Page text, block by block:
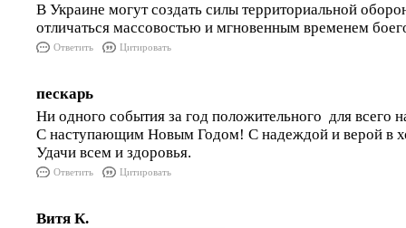
В Украине могут создать силы территориальной
отличаться массовостью и мгновенным временем
Ответить Цитировать
пескарь
Ни одного события за год положительного для всего
С наступающим Новым Годом! С надеждой и верой в
Удачи всем и здоровья.
Ответить Цитировать
Витя К.